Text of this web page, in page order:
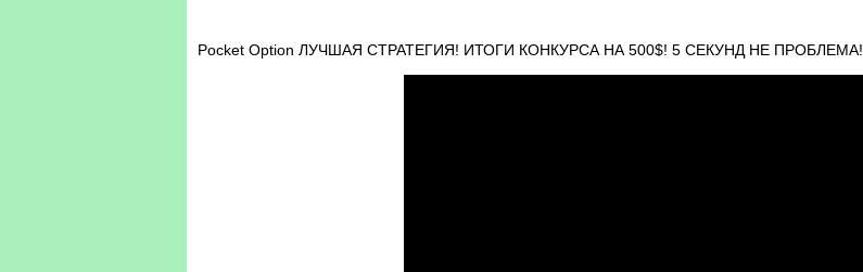
Pocket Option ЛУЧШАЯ СТРАТЕГИЯ! ИТОГИ КОНКУРСА НА 500$! 5 СЕКУНД НЕ ПРОБЛЕМА!